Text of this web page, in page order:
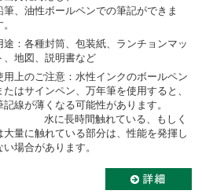
筆、油性ボールペンでの筆記ができま
途：各種封筒、包装紙、ランチョンマッ
、地図、説明書など
用上のご注意：水性インクのボールペン
たはサインペン、万年筆を使用すると、
記線が薄くなる可能性があります。
水に長時間触れている、もしく
大量に触れている部分は、性能を発揮し
い場合があります。